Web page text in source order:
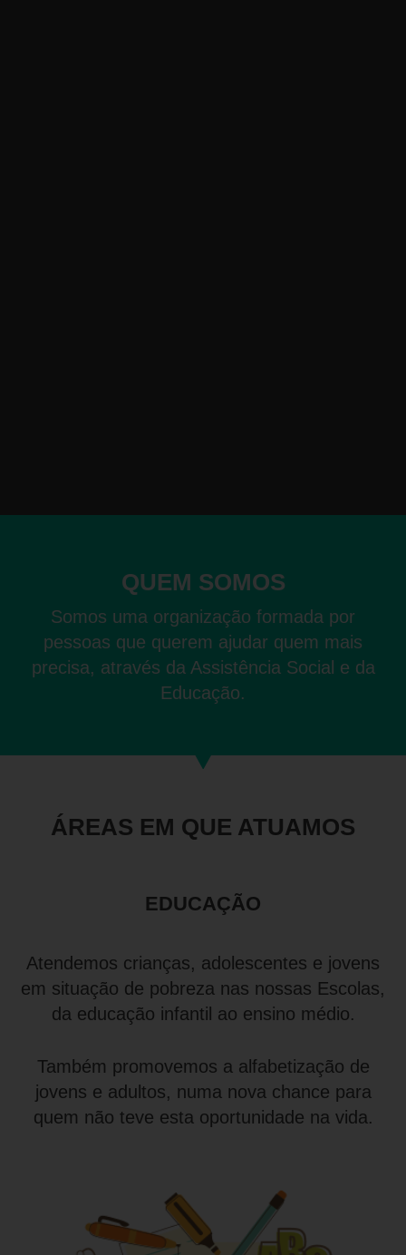
QUEM SOMOS
Somos uma organização formada por
pessoas que querem ajudar quem mais
precisa, através da Assistência Social e da
Educação.
ÁREAS EM QUE ATUAMOS
EDUCAÇÃO
Atendemos crianças, adolescentes e jovens
em situação de pobreza nas nossas Escolas,
da educação infantil ao ensino médio.
Também promovemos a alfabetização de
jovens e adultos, numa nova chance para
quem não teve esta oportunidade na vida.